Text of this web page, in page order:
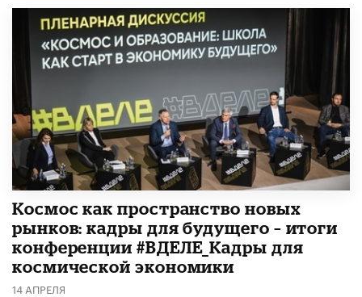
Космос как пространство новых
рынков: кадры для будущего – итоги
конференции #ВДЕЛЕ_Кадры для
космической экономики
14 АПРЕЛЯ